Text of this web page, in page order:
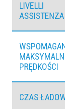
LIVELLI
ASSISTENZA
PRĘDKOŚCI
CZAS